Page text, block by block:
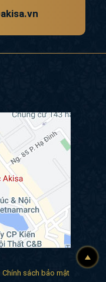
Chính sách bảo mật